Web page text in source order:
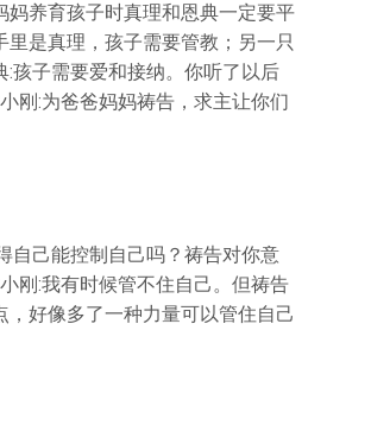
妈养育孩子时真理和恩典一定要平
里是真理，孩子需要管教；另一只
:孩子需要爱和接纳。你听了以后
刚:为爸爸妈妈祷告，求主让你们
自己能控制自己吗？祷告对你意
刚:我有时候管不住自己。但祷告
，好像多了一种力量可以管住自己